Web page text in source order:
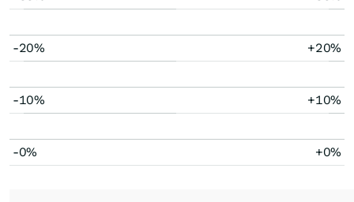
-20% +20%
-10% +10%
-0% +0%